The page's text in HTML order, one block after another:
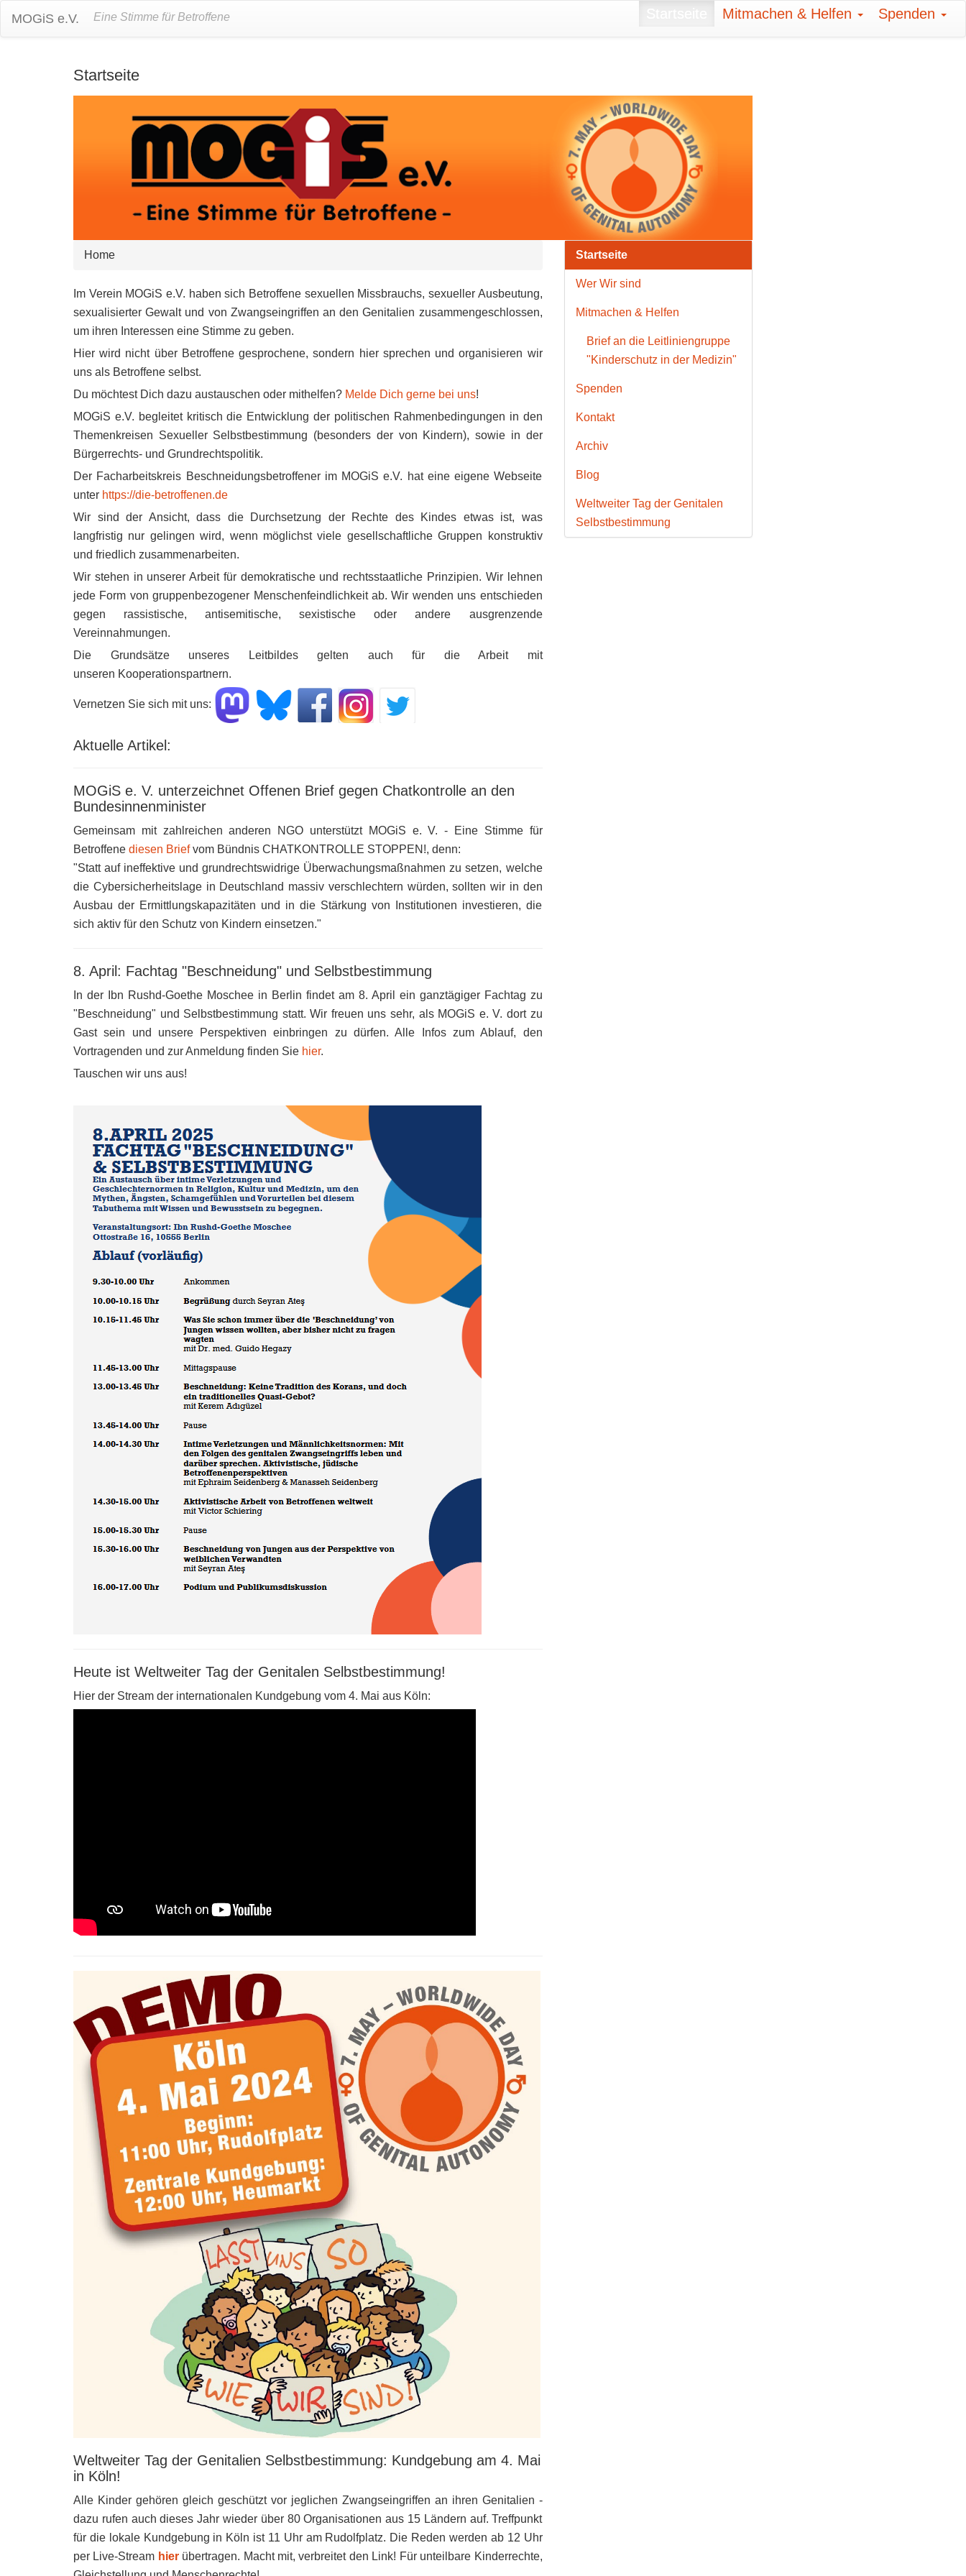
MOGiS e.V. Eine Stimme für Betroffene Mitmachen & Helfen Spenden
Startseite
Home
Im Verein MOGiS e.V. haben sich Betroffene sexuellen Missbrauchs, sexueller Ausbeutung,
sexualisierter Gewalt und von Zwangseingriffen an den Genitalien zusammen­geschlossen,
um ihren Interessen eine Stimme zu geben.
Hier wird nicht über Betroffene gesprochene, sondern hier sprechen und organisieren wir
uns als Betroffene selbst.
Du möchtest Dich dazu austauschen oder mithelfen? Melde Dich gerne bei uns!
MOGiS e.V. begleitet kritisch die Entwick­lung der politischen Rahmen­bedingungen in den
Themen­kreisen Sexueller Selbstbestimmung (besonders der von Kindern), sowie in der
Bürgerrechts- und Grundrechts­politik.
Der Facharbeitskreis Beschneidungsbetroffener im MOGiS e.V. hat eine eigene Webseite
unter https://die-betroffenen.de
Wir sind der Ansicht, dass die Durchsetzung der Rechte des Kindes etwas ist, was
langfristig nur gelingen wird, wenn möglichst viele gesellschaftliche Gruppen konstruktiv
und friedlich zusammenarbeiten.
Wir stehen in unserer Arbeit für demokratische und rechtsstaatliche Prinzipien. Wir lehnen
jede Form von gruppenbezogener Menschenfeindlichkeit ab. Wir wenden uns entschieden
gegen rassistische, antisemitische, sexistische oder andere ausgrenzende
Vereinnahmungen.
Die Grundsätze unseres Leitbildes gelten auch für die Arbeit mit
unseren Kooperationspartnern.
Vernetzen Sie sich mit uns:
Aktuelle Artikel:
MOGiS e. V. unterzeichnet Offenen Brief gegen Chatkontrolle an den
Bundesinnenminister
Gemeinsam mit zahlreichen anderen NGO unterstützt MOGiS e. V. - Eine Stimme für
Betroffene diesen Briefvom Bündnis CHATKONTROLLE STOPPEN!, denn:
"Statt auf ineffektive und grundrechtswidrige Überwachungsmaßnahmen zu setzen, welche
die Cybersicherheitslage in Deutschland massiv verschlechtern würden, sollten wir in den
Ausbau der Ermittlungskapazitäten und in die Stärkung von Institutionen investieren, die
sich aktiv für den Schutz von Kindern einsetzen."
8. April: Fachtag "Beschneidung" und Selbstbestimmung
In der Ibn Rushd-Goethe Moschee in Berlin findet am 8. April ein ganztägiger Fachtag zu
"Beschneidung" und Selbstbestimmung statt. Wir freuen uns sehr, als MOGiS e. V. dort zu
Gast sein und unsere Perspektiven einbringen zu dürfen. Alle Infos zum Ablauf, den
Vortragenden und zur Anmeldung finden Sie hier.
Tauschen wir uns aus!
Heute ist Weltweiter Tag der Genitalen Selbstbestimmung!
Hier der Stream der internationalen Kundgebung vom 4. Mai aus Köln:
Weltweiter Tag der Genitalien Selbstbestimmung: Kundgebung am 4. Mai
in Köln!
Alle Kinder gehören gleich geschützt vor jeglichen Zwangseingriffen an ihren Genitalien -
dazu rufen auch dieses Jahr wieder über 80 Organisationen aus 15 Ländern auf. Treffpunkt
für die lokale Kundgebung in Köln ist 11 Uhr am Rudolfplatz. Die Reden werden ab 12 Uhr
per Live-Stream hierübertragen. Macht mit, verbreitet den Link! Für unteilbare Kinderrechte,
Startseite
Wer Wir sind
Mitmachen & Helfen
Brief an die Leitliniengruppe
"Kinderschutz in der Medizin"
Spenden
Kontakt
Archiv
Blog
Weltweiter Tag der Genitalen
Selbstbestimmung